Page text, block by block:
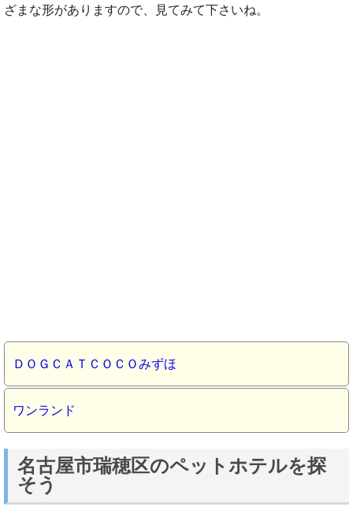
ざまな形がありますので、見てみて下さいね。
ＤＯＧＣＡＴＣＯＣＯみずほ
ワンランド
名古屋市瑞穂区のペットホテルを探
そう